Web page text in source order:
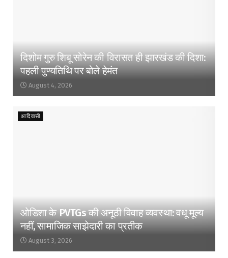
दिशोम गुरु शिबू सोरेन की विरासत ही झारखंड की दिशा:
पहली पुण्यतिथि पर बोले हेमंत
August 4, 2026
आदिवासी
ओडिशा के PVTGs की अनूठी विवाह व्यवस्था: वधू मूल्य
नहीं, सामाजिक साझेदारी का प्रतीक
August 3, 2026